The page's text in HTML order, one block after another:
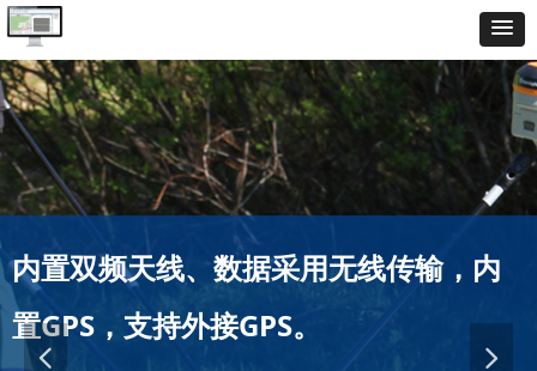
内置双频天线、数据采用无线传输，
置GPS，支持外接GPS。
넳 넲